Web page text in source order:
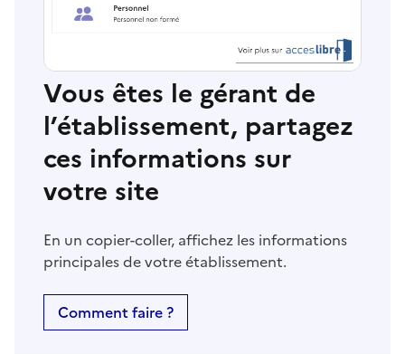
Vous êtes le gérant de
l’établissement, partagez
ces informations sur
votre site
En un copier-coller, affichez les informations
principales de votre établissement.
Comment faire ?